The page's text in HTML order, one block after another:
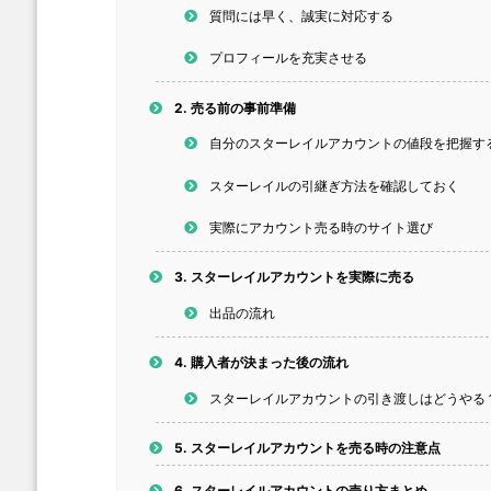
質問には早く、誠実に対応する
プロフィールを充実させる
2. 売る前の事前準備
自分のスターレイルアカウントの値段を把握す
スターレイルの引継ぎ方法を確認しておく
実際にアカウント売る時のサイト選び
3. スターレイルアカウントを実際に売る
出品の流れ
4. 購入者が決まった後の流れ
スターレイルアカウントの引き渡しはどうやる
5. スターレイルアカウントを売る時の注意点